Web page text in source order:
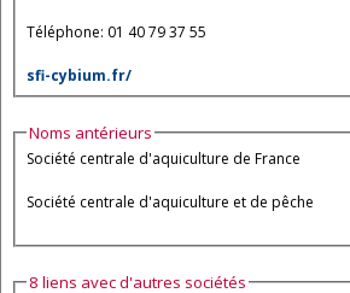
Téléphone: 01 40 79 37 55
sfi-cybium.fr/
Noms antérieurs
Société centrale d'aquiculture de France
Société centrale d'aquiculture et de pêche
8 liens avec d'autres sociétés